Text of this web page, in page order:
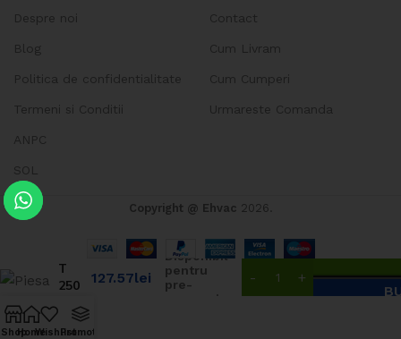
Despre noi
Blog
Politica de confidentialitate
Termeni si Conditii
ANPC
SOL
Contact
Cum Livram
Cum Cumperi
Urmareste Comanda
Copyright @ Ehvac 2026.
T
250
127.57lei
Disponibil
pentru
pre-
ShopHomeWishlistPromotii